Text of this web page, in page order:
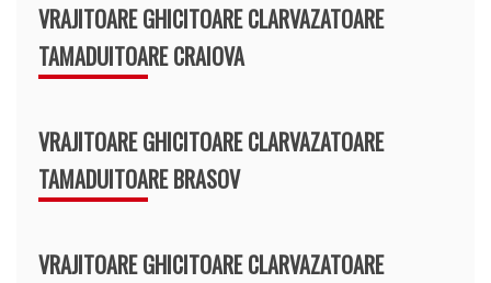
VRAJITOARE GHICITOARE CLARVAZATOARE
TAMADUITOARE CRAIOVA
VRAJITOARE GHICITOARE CLARVAZATOARE
TAMADUITOARE BRASOV
VRAJITOARE GHICITOARE CLARVAZATOARE